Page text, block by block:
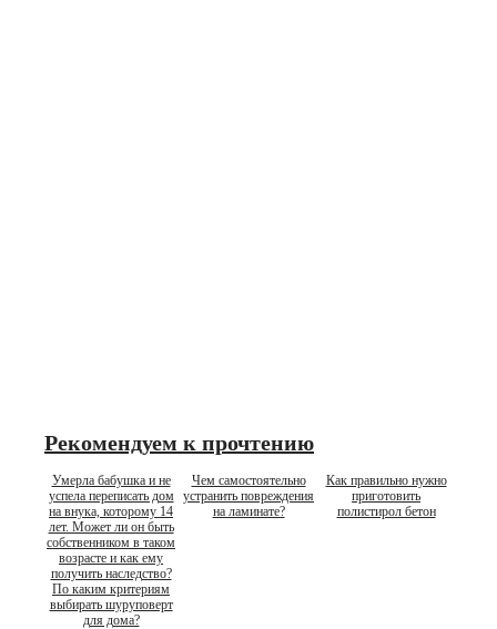
Рекомендуем к прочтению
Умерла бабушка и не
успела переписать дом
на внука, которому 14
лет. Может ли он быть
собственником в таком
возрасте и как ему
получить наследство?
Чем самостоятельно
устранить повреждения
на ламинате?
Как правильно нужно
приготовить
полистирол бетон
По каким критериям
выбирать шуруповерт
для дома?